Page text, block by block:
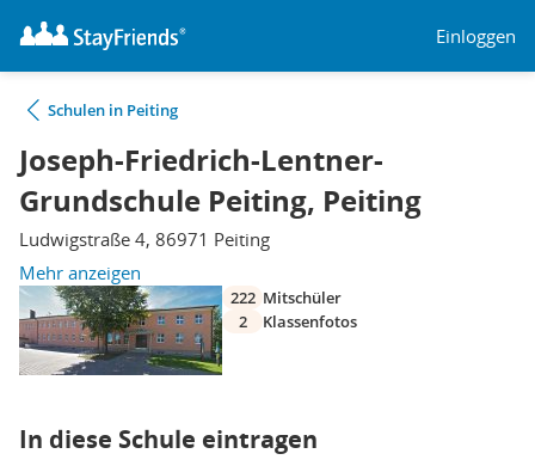
Einloggen
Schulen in Peiting
Joseph-Friedrich-Lentner-
Grundschule Peiting, Peiting
Ludwigstraße 4, 86971 Peiting
Mehr anzeigen
222 Mitschüler
2
Klassenfotos
In diese Schule eintragen